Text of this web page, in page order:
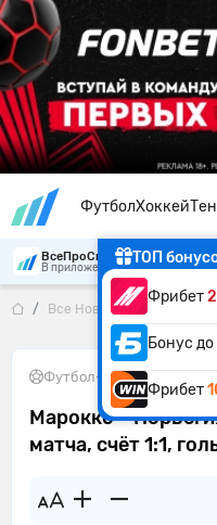
ФутболХоккей
ТОП
Фрибет
Бонус до
Фрибет
ВсеПроСпорт
В приложении удобнее
Все Новости Марокко
Футбол• 08.06.2026
Марокко –
матча, счёт 1:1,